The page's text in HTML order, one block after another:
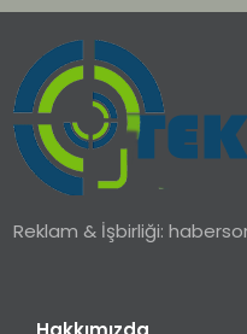
Reklam & İşbirliği: